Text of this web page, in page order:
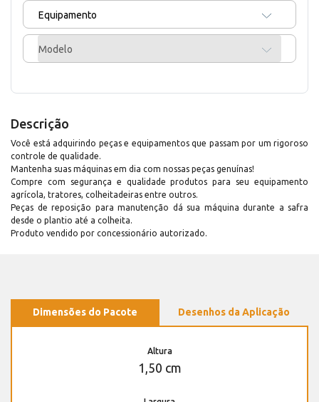
Equipamento
Modelo
Descrição
Você está adquirindo peças e equipamentos que passam por um rigoroso
controle de qualidade.
Mantenha suas máquinas em dia com nossas peças genuínas!
Compre com segurança e qualidade produtos para seu equipamento
agrícola, tratores, colheitadeiras entre outros.
Peças de reposição para manutenção dá sua máquina durante a safra
desde o plantio até a colheita.
Produto vendido por concessionário autorizado.
Dimensões do Pacote Desenhos da Aplicação
Altura
1,50 cm